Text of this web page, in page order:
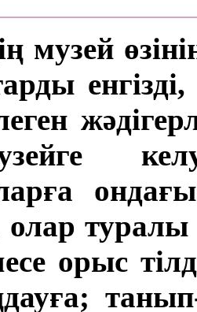
музей
туралы
орыс